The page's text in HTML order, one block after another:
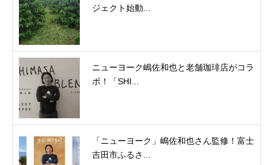
ジェクト始動...
ニューヨーク嶋佐和也と老舗珈琲店がコラ
ボ！「SHI...
「ニューヨーク」嶋佐和也さん監修！富士
吉田市ふるさ...